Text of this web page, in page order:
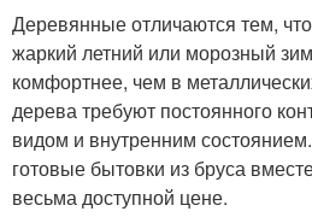
Деревянные отличаются тем,
жаркий летний или морозный
комфортнее, чем в
дерева требуют постоянного
видом и внутренним
готовые бытовки из бруса
весьма доступной цене.